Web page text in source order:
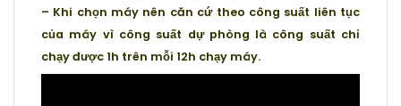
– Khi chọn máy nên căn cứ theo công suất liên tục
của máy vì công suất dự phòng là công suất chỉ
chạy được 1h trên mỗi 12h chạy máy.